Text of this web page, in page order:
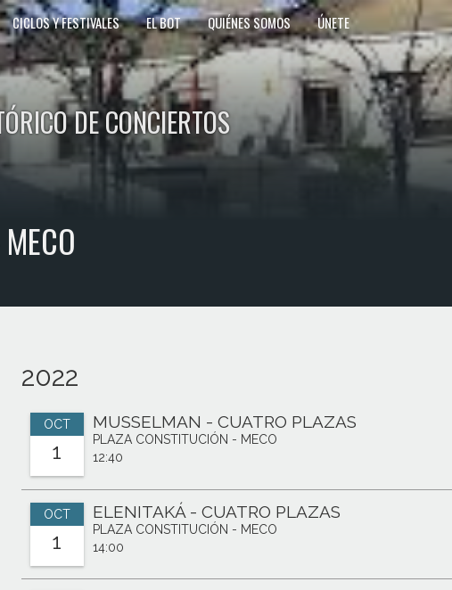
CICLOS Y FESTIVALES EL BOT QUIÉNES SOMOS ÚNETE
DE CONCIERTOS
2022
OCT
1
MUSSELMAN - CUATRO PLAZAS
PLAZA CONSTITUCIÓN - MECO
12:40
OCT
1
ELENITAKÁ - CUATRO PLAZAS
PLAZA CONSTITUCIÓN - MECO
14:00